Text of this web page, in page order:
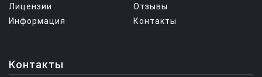
Лицензии
Отзывы
Информация
Контакты
Контакты